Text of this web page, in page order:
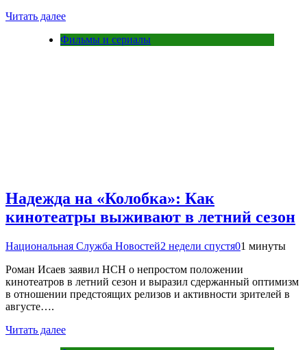
Читать далее
Фильмы и сериалы
Надежда на «Колобка»: Как
кинотеатры выживают в летний сезон
Национальная Служба Новостей2 недели спустя01 минуты
Роман Исаев заявил НСН о непростом положении
кинотеатров в летний сезон и выразил сдержанный оптимизм
в отношении предстоящих релизов и активности зрителей в
августе….
Читать далее